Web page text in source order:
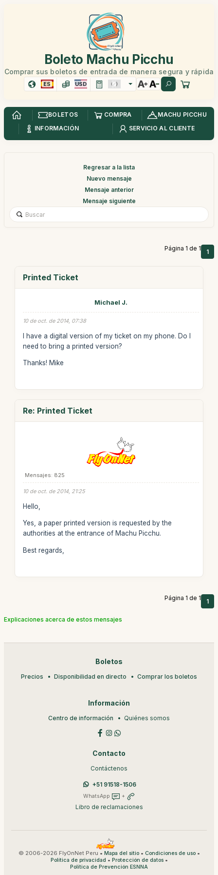
Boleto Machu Picchu
Comprar sus boletos de entrada de manera segura y rápida
ES USD
BOLETOS COMPRA
MACHU PICCHU
INFORMACIÓN
SERVICIO AL CLIENTE
Regresar a la lista
Nuevo mensaje
Mensaje anterior
Mensaje siguiente
Página 1 de 1 1
Printed Ticket
Michael J.
10 de oct. de 2014, 07:38
I have a digital version of my ticket on my phone. Do I
need to bring a printed version?
Thanks! Mike
Re: Printed Ticket
Mensajes: 825
10 de oct. de 2014, 21:25
Hello,
Yes, a paper printed version is requested by the
authorities at the entrance of Machu Picchu.
Best regards,
Página 1 de 1 1
Explicaciones acerca de estos mensajes
Boletos
Precios Disponibilidad en directo Comprar los boletos
Información
Centro de información Quiénes somos
Contacto
Contáctenos
+51 91518-1506
WhatsApp +
Libro de reclamaciones
© 2006-2026 FlyOnNet Peru • Mapa del sitio• Condiciones de uso•
Política de privacidad • Protección de datos•
Política de Prevención ESNNA